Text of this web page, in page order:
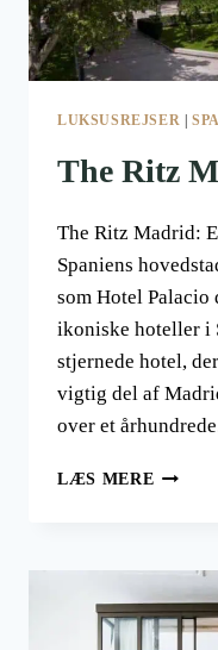
LUKSUSREJSER
The Ritz
The Ritz Madrid:
Spaniens
som Hotel Palacio
ikoniske hoteller i
stjernede hotel,
vigtig del af
over et
LÆS MERE THE